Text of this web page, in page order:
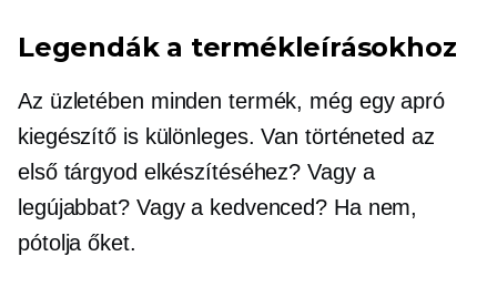
Legendák a termékleírásokhoz
Az üzletében minden termék, még egy apró
kiegészítő is különleges. Van történeted az
első tárgyod elkészítéséhez? Vagy a
legújabbat? Vagy a kedvenced? Ha nem,
pótolja őket.